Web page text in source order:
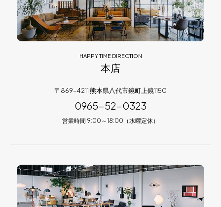
HAPPY TIME DIRECTION
本店
〒869-4211 熊本県八代市鏡町上鏡1150
0965-52-0323
営業時間 9:00～18:00（水曜定休）